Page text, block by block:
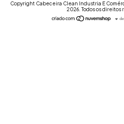
Copyright Cabeceira Clean Industria E
2026. Todos os direitos